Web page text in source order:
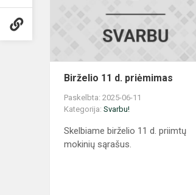
Birželio 11 d. priėmimas
Paskelbta: 2025-06-11
Kategorija: Svarbu!
Skelbiame birželio 11 d. priimtų
mokinių sąrašus.